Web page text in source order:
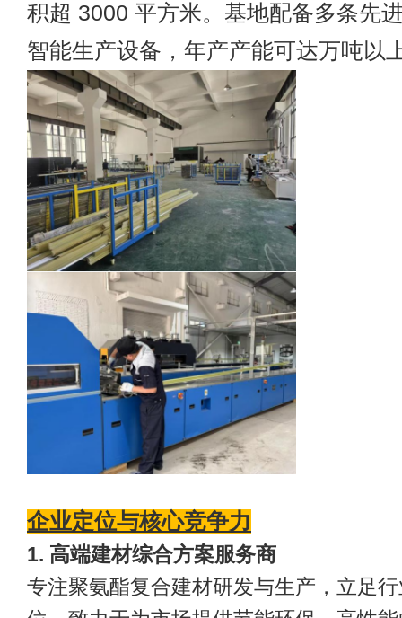
积超 3000 平方米。基地配备多条先
智能生产设备，年产产能可达万吨以
企业定位与核心竞争力
1. 高端建材综合方案服务商
专注聚氨酯复合建材研发与生产，立足